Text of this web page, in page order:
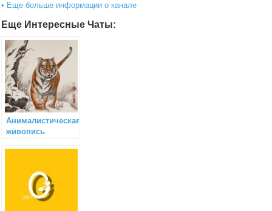
• Еще больше информации о канале
Еще Интересные Чаты:
Анималистическая
живопись